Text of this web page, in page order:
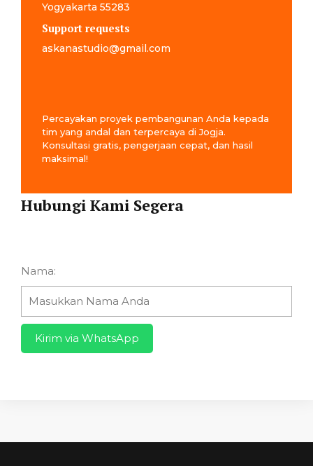
Yogyakarta 55283
Support requests
askanastudio@gmail.com
Percayakan proyek pembangunan Anda kepada
tim yang andal dan terpercaya di Jogja.
Konsultasi gratis, pengerjaan cepat, dan hasil
maksimal!
Hubungi Kami Segera
Nama:
Kirim via WhatsApp